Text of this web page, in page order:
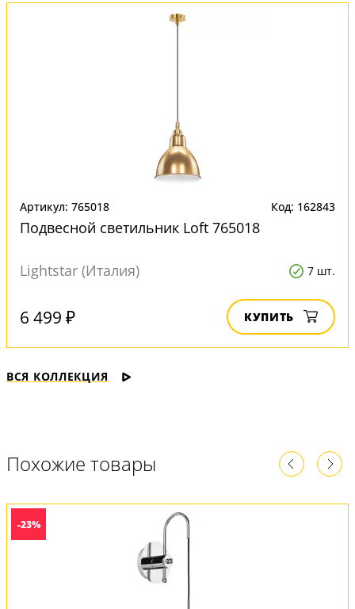
Артикул: 765018 Код: 162843
Подвесной светильник Loft 765018
Lightstar (Италия) 7 шт.
6 499 ₽ КУПИТЬ
ВСЯ КОЛЛЕКЦИЯ
Похожие товары
-23%